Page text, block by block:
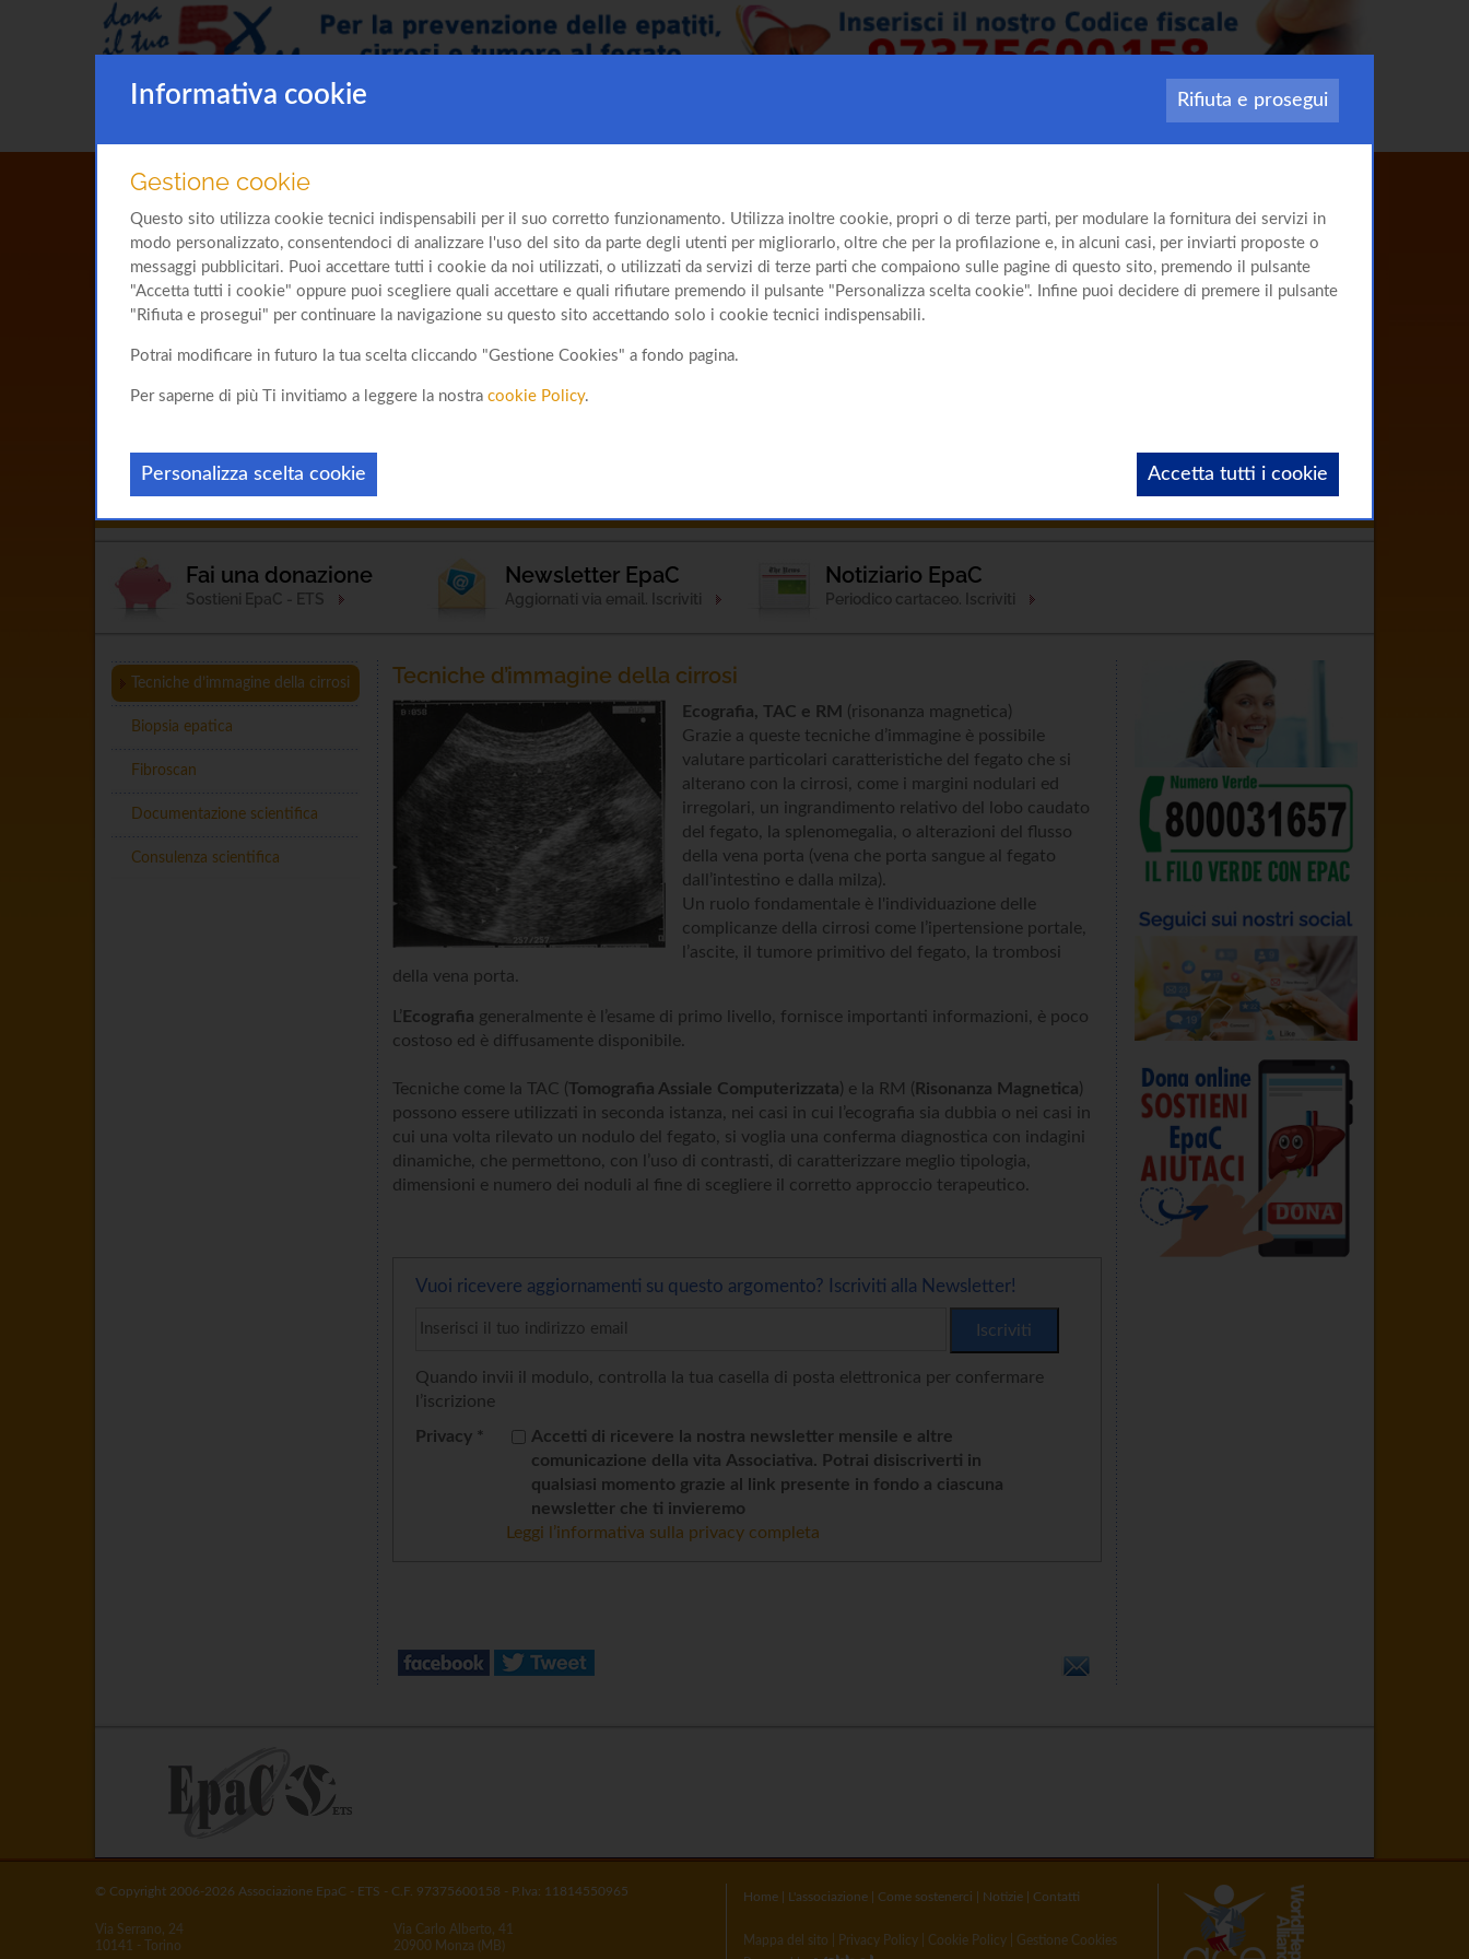
sullaCirrosi
Fai una donazione
Sostieni EpaC - ETS
Newsletter EpaC
Aggiornati via email. Iscriviti
Notiziario EpaC
Periodico cartaceo. Iscriviti
Tecniche d’immagine della cirrosi
Biopsia epatica
Fibroscan
Documentazione scientifica
Consulenza scientifica
Tecniche d’immagine della cirrosi
Ecografia, TAC e RM (risonanza magnetica)
Grazie a queste tecniche d’immagine è possibile
valutare particolari caratteristiche del fegato che si
alterano con la cirrosi, come i margini nodulari ed
irregolari, un ingrandimento relativo del lobo caudato
del fegato, la splenomegalia, o alterazioni del flusso
della vena porta (vena che porta sangue al fegato
dall’intestino e dalla milza).
Un ruolo fondamentale è l'individuazione delle
complicanze della cirrosi come l’ipertensione portale,
l’ascite, il tumore primitivo del fegato, la trombosi
della vena porta.
L’ Ecografia generalmente è l’esame di primo livello, fornisce importanti informazioni, è poco
costoso ed è diffusamente disponibile.
Tecniche come la TAC (Tomografia Assiale Computerizzata) e la RM ( Risonanza Magnetica)
possono essere utilizzati in seconda istanza, nei casi in cui l’ecografia sia dubbia o nei casi in
cui una volta rilevato un nodulo del fegato, si voglia una conferma diagnostica con indagini
dinamiche, che permettono, con l’uso di contrasti, di caratterizzare meglio tipologia,
dimensioni e numero dei noduli al fine di scegliere il corretto approccio terapeutico.
Vuoi ricevere aggiornamenti su questo argomento? Iscriviti alla Newsletter!
Quando invii il modulo, controlla la tua casella di posta elettronica per confermare
l’iscrizione
Privacy *
Accetti di ricevere la nostra newsletter mensile e altre
comunicazione della vita Associativa. Potrai disiscriverti in
qualsiasi momento grazie al link presente in fondo a ciascuna
newsletter che ti invieremo
Leggi l’informativa sulla privacy completa
© Copyright 2006-2026 Associazione EpaC - ETS - C.F. 97375600158 - P.Iva: 11814550965
Via Serrano, 24
10141 - Torino
Via Carlo Alberto, 41
20900 Monza (MB)
Home| L'associazione| Come sostenerci Notizie| Contatti
Mappa del sito Privacy Policy| Cookie Policy|
Gestione Cookies
Informativa cookie Rifiuta e prosegui
Gestione cookie
Questo sito utilizza cookie tecnici indispensabili per il suo corretto funzionamento. Utilizza inoltre cookie, propri o di terze parti, per modulare la fornitura dei servizi in
modo personalizzato, consentendoci di analizzare l'uso del sito da parte degli utenti per migliorarlo, oltre che per la profilazione e, in alcuni casi, per inviarti proposte o
messaggi pubblicitari. Puoi accettare tutti i cookie da noi utilizzati, o utilizzati da servizi di terze parti che compaiono sulle pagine di questo sito, premendo il pulsante
"Accetta tutti i cookie" oppure puoi scegliere quali accettare e quali rifiutare premendo il pulsante "Personalizza scelta cookie". Infine puoi decidere di premere il pulsante
"Rifiuta e prosegui" per continuare la navigazione su questo sito accettando solo i cookie tecnici indispensabili.
Potrai modificare in futuro la tua scelta cliccando "Gestione Cookies" a fondo pagina.
Per saperne di più Ti invitiamo a leggere la nostra cookie Policy.
Personalizza scelta cookie Accetta tutti i cookie